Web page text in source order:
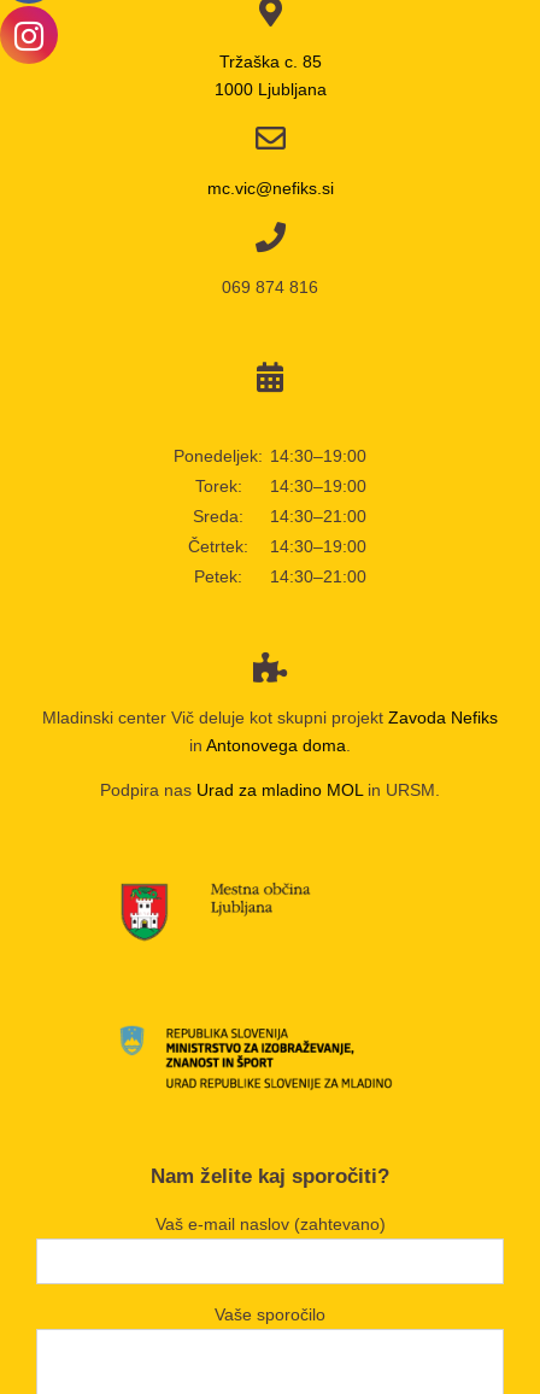
Tržaška c. 85
1000 Ljubljana
mc.vic@nefiks.si
069 874 816
Ponedeljek: 14:30–19:00
Torek:
14:30–19:00
Sreda:
14:30–21:00
Četrtek:
14:30–19:00
Petek:
14:30–21:00
Mladinski center Vič deluje kot skupni projekt Zavoda Nefiks
in Antonovega doma
Podpira nas Urad za mladino MOL in URSM.
Nam želite kaj sporočiti?
Vaš e-mail naslov (zahtevano)
Vaše sporočilo